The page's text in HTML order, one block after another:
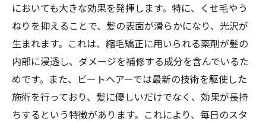
においても大きな効果を発揮します。特に、くせ毛やう
ねりを抑えることで、髪の表面が滑らかになり、光沢が
生まれます。これは、縮毛矯正に用いられる薬剤が髪の
内部に浸透し、ダメージを補修する成分を含んでいるた
めです。また、ビートヘアーでは最新の技術を駆使した
施術を行っており、髪に優しいだけでなく、効果が長持
ちするという特徴があります。これにより、毎日のスタ